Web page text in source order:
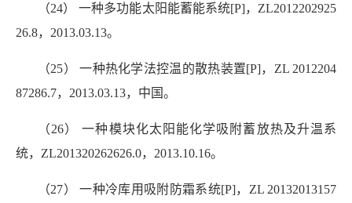
（24） 一种多功能太阳能蓄能系统[P]，ZL2012202925
26.8，2013.03.13。
（25） 一种热化学法控温的散热装置[P]，ZL 2012204
87286.7，2013.03.13，中国。
（26） 一种模块化太阳能化学吸附蓄放热及升温系
统，ZL201320262626.0，2013.10.16。
（27） 一种冷库用吸附防霜系统[P]，ZL 20132013157